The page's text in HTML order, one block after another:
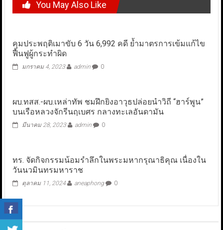
You May Also Like
คุมประพฤติเมาขับ 6 วัน 6,992 คดี ย้ำมาตรการเข้มแก้ไข
ฟื้นฟูผู้กระทำผิด
มกราคม 4, 2023 admin 0
ผบ.ทสส.-ผบ.เหล่าทัพ ชมฝึกยิงอาวุธปล่อยนำวิถี “ฮาร์พูน”
บนเรือหลวงจักรีนฤเบศร กลางทะเลอันดามัน
มีนาคม 28, 2023 admin 0
ทร. จัดกิจกรรมน้อมรำลึกในพระมหากรุณาธิคุณ เนื่องใน
วันนวมินทรมหาราช
ตุลาคม 11, 2024 aneaphong 0